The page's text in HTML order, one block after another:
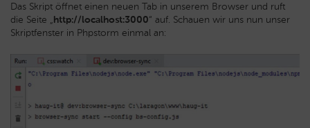
Das Skript öffnet einen neuen Tab in unserem Browser und ruft
die Seite „http://localhost:3000“ auf. Schauen wir uns nun unser
Skriptfenster in Phpstorm einmal an: